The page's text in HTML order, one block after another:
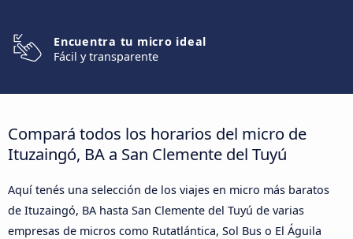
Encuentra tu micro ideal
Fácil y transparente
Compará todos los horarios del micro de
Ituzaingó, BA a San Clemente del Tuyú
Aquí tenés una selección de los viajes en micro más baratos
de Ituzaingó, BA hasta San Clemente del Tuyú de varias
empresas de micros como Rutatlántica, Sol Bus o El Águila